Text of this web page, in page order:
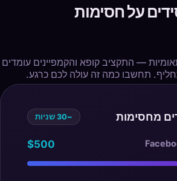
על חסימות
— התקציב קופא והקמפיינים עומדים
תחשבו כמה זה עולה לכם כרגע.
מחסימות ~30 שניות
$500